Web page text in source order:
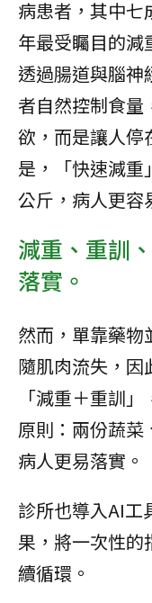
病患者，其中七
年最受矚目的減
透過腸道與腦神
者自然控制食量
欲，而是讓人停
是，「快速減重
公斤，病人更容
減重、重訓
落實。
然而，單靠藥物
隨肌肉流失，因
「減重＋重訓
原則：兩份蔬菜
病人更易落實。
診所也導入AI工
果，將一次性的
續循環。